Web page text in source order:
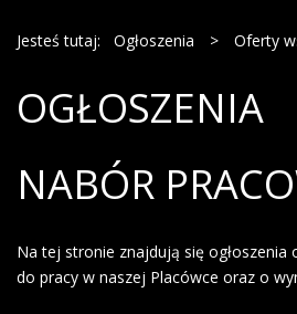
Jesteś tutaj: Ogłoszenia > Oferty
OGŁOSZENIA
NABÓR
Na tej stronie znajdują się ogłoszenia
do pracy w naszej Placówce oraz o